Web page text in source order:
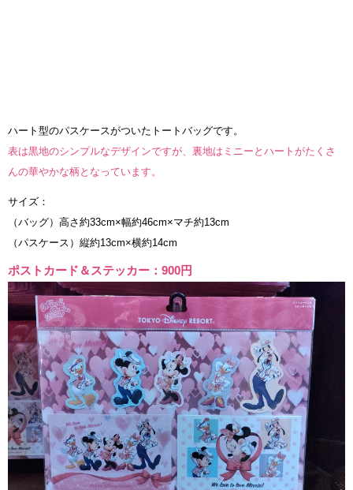
ハート型のパスケースがついたトートバッグです。
表は黒地のシンプルなデザインですが、裏地はミニーとハートがたくさ
んの華やかな柄となっています。
サイズ：
（バッグ）高さ約33cm×幅約46cm×マチ約13cm
（パスケース）縦約13cm×横約14cm
ポストカード＆ステッカー：900円